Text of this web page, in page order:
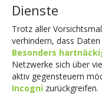
Dienste
Trotz aller
verhindern, dass
Besonders
Netzwerke sich über
aktiv gegensteuern
Incogni zurückgreifen.